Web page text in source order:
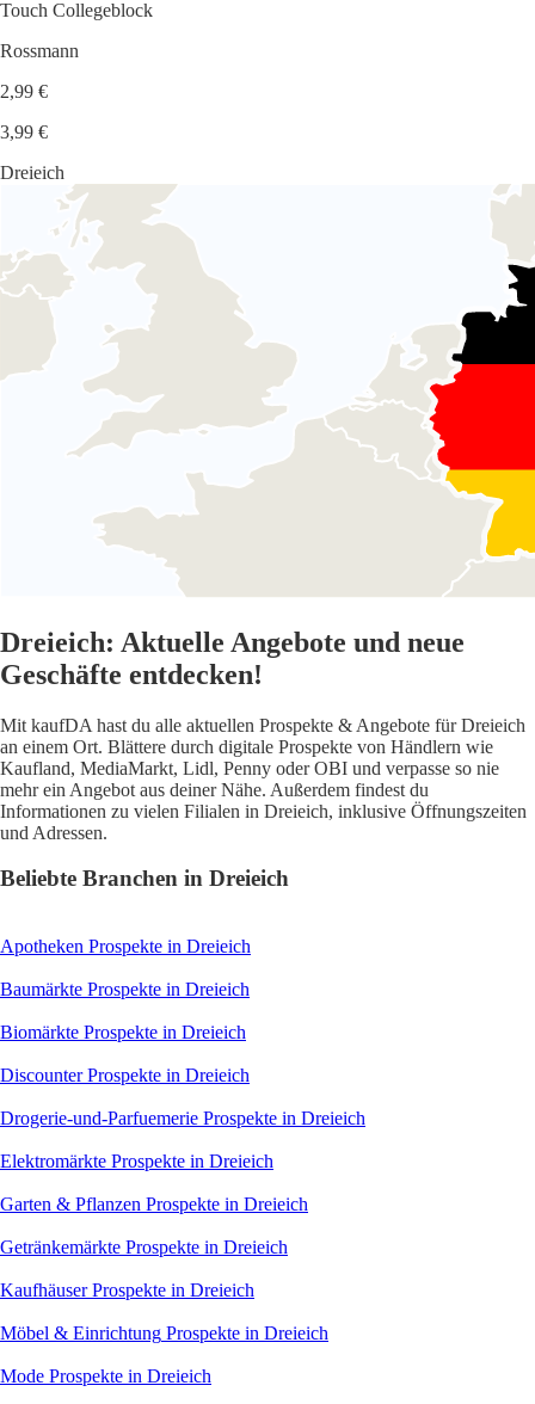
Touch Collegeblock
Rossmann
2,99 €
3,99 €
Dreieich
Dreieich: Aktuelle Angebote und neue
Geschäfte entdecken!
Mit kaufDA hast du alle aktuellen Prospekte & Angebote für Dreieich
an einem Ort. Blättere durch digitale Prospekte von Händlern wie
Kaufland, MediaMarkt, Lidl, Penny oder OBI und verpasse so nie
mehr ein Angebot aus deiner Nähe. Außerdem findest du
Informationen zu vielen Filialen in Dreieich, inklusive Öffnungszeiten
und Adressen.
Beliebte Branchen in Dreieich
Apotheken Prospekte in Dreieich
Baumärkte Prospekte in Dreieich
Biomärkte Prospekte in Dreieich
DiscounterProspekte in Dreieich
Drogerie-und-Parfuemerie Prospekte in Dreieich
Elektromärkte Prospekte in Dreieich
Garten & Pflanzen Prospekte in Dreieich
Getränkemärkte Prospekte in Dreieich
KaufhäuserProspekte in Dreieich
Möbel & Einrichtung Prospekte in Dreieich
Mode Prospekte in Dreieich